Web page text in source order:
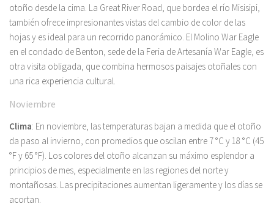
otoño desde la cima. La Great River Road, que bordea el río Misisipi,
también ofrece impresionantes vistas del cambio de color de las
hojas y es ideal para un recorrido panorámico. El Molino War Eagle
en el condado de Benton, sede de la Feria de Artesanía War Eagle, es
otra visita obligada, que combina hermosos paisajes otoñales con
una rica experiencia cultural.
Noviembre
Clima: En noviembre, las temperaturas bajan a medida que el otoño
da paso al invierno, con promedios que oscilan entre 7 °C y 18 °C (45
°F y 65 °F). Los colores del otoño alcanzan su máximo esplendor a
principios de mes, especialmente en las regiones del norte y
montañosas. Las precipitaciones aumentan ligeramente y los días se
acortan.